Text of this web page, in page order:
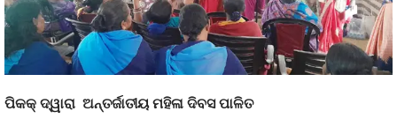
ପିକକ୍‍ ଦ୍ୱାରା ଅନ୍ତର୍ଜାତୀୟ ମହିଳା ଦିବସ ପାଳିତ